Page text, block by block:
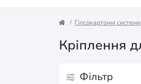
Гіпсокартонні системи
Кріплення
Фільтр